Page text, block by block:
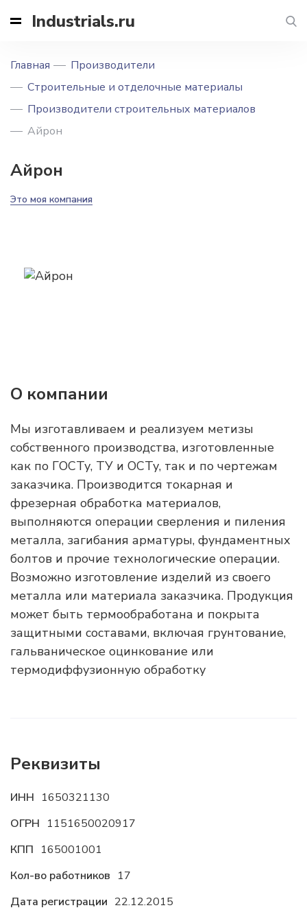
Industrials.ru
Главная
Производители
Строительные и отделочные материалы
Производители строительных материалов
Айрон
Айрон
Это моя компания
О компании
Мы изготавливаем и реализуем метизы
собственного производства, изготовленные
как по ГОСТу, ТУ и ОСТу, так и по чертежам
заказчика. Производится токарная и
фрезерная обработка материалов,
выполняются операции сверления и пиления
металла, загибания арматуры, фундаментных
болтов и прочие технологические операции.
Возможно изготовление изделий из своего
металла или материала заказчика. Продукция
может быть термообработана и покрыта
защитными составами, включая грунтование,
гальваническое оцинкование или
термодиффузионную обработку
Реквизиты
ИНН 1650321130
ОГРН 1151650020917
КПП 165001001
Кол-во работников 17
Дата регистрации 22.12.2015